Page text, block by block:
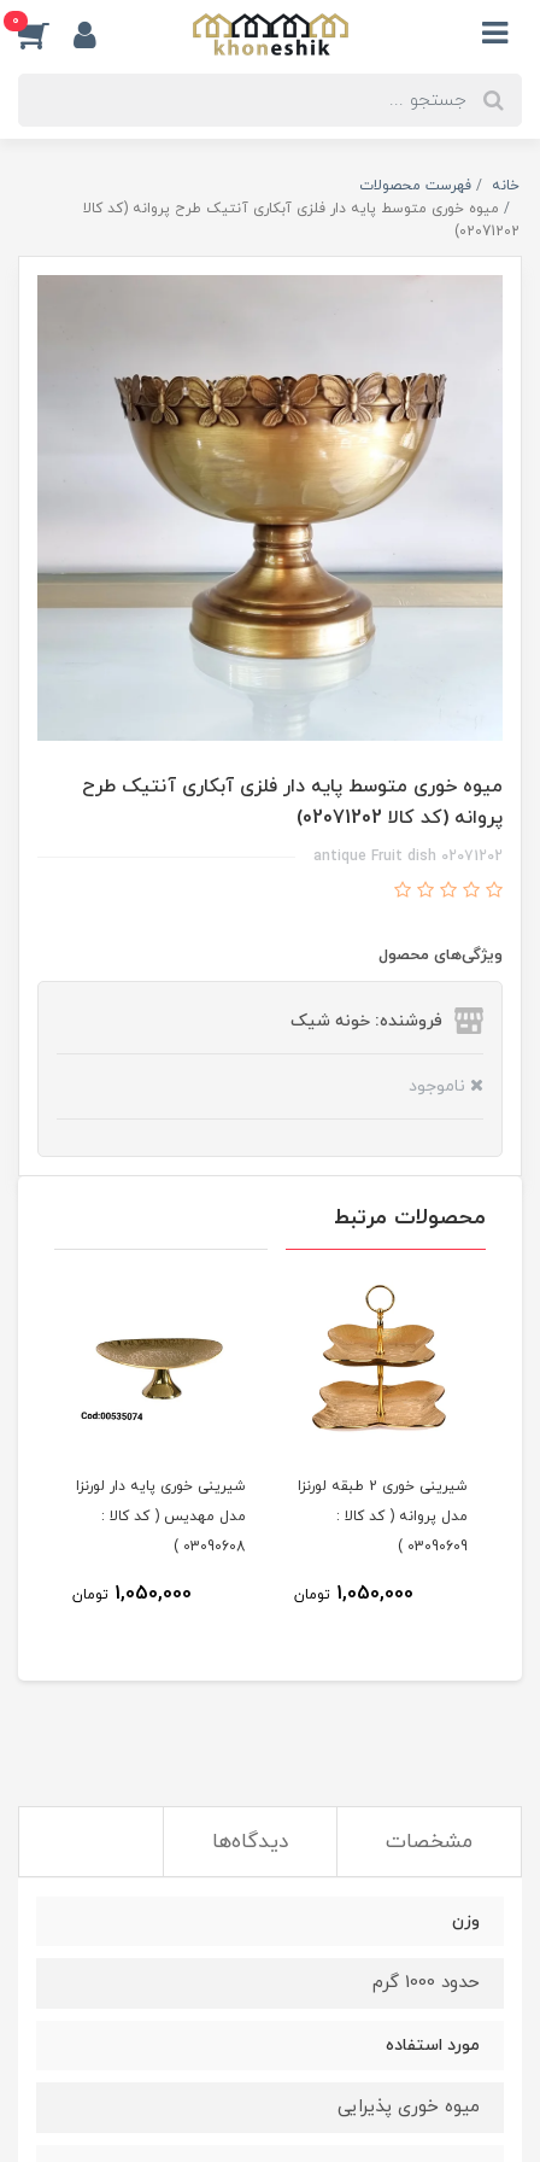
0
خانه
فهرست محصولات
میوه خوری متوسط پایه دار فلزی آبکاری آنتیک طرح پروانه (کد کالا
02071202)
میوه خوری متوسط پایه دار فلزی آبکاری آنتیک طرح
پروانه (کد کالا 02071202)
02071202 antique Fruit dish
ویژگی‌های محصول
فروشنده: خونه شیک
ناموجود
محصولات مرتبط
شیرینی خوری 2 طبقه لورنزا
مدل پروانه ( کد کالا :
03090609 )
1,050,000 تومان
شیرینی خوری پایه دار لورنزا
مدل مهدیس ( کد کالا :
03090608 )
1,050,000 تومان
مشخصات دیدگاه‌ها
وزن
حدود 1000 گرم
مورد استفاده
میوه خوری پذیرایی